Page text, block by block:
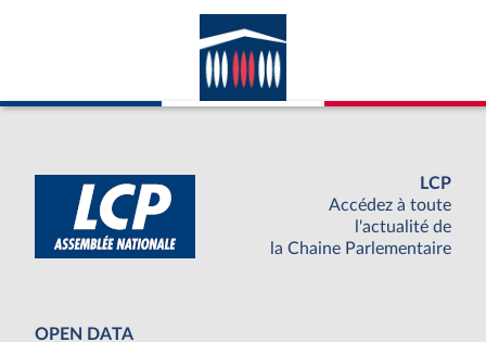
LCP
Accédez à toute
l'actualité de
la Chaine Parlementaire
OPEN DATA